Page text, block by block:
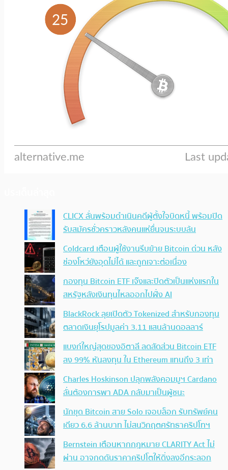
CLICX ลั่นพร้อมดำเนินคดีผู้ตั้งใจบิดหนี้ พร้อมปิด
รับสมัครชั่วคราวหลังคนแห่ยื่นจนระบบล้น
Coldcard เตือนผู้ใช้งานรีบย้าย Bitcoin ด่วน หลัง
ช่องโหว่ยังอุดไม่ได้ และถูกเจาะต่อเนื่อง
กองทุน Bitcoin ETF เจ๊งและปิดตัวเป็นแห่งแรกใน
สหรัฐหลังเงินทุนไหลออกไปฝั่ง AI
BlackRock ลุยเปิดตัว Tokenized สำหรับกองทุน
ตลาดเงินยุโรปมูลค่า 3.11 แสนล้านดอลลาร์
แบงก์ใหญ่สุดของอิตาลี ลดสัดส่วน Bitcoin ETF
ลง 99% หันลงทุน ใน Ethereum แทนถึง 3 เท่า
Charles Hoskinson ปลุกพลังคอมมูฯ Cardano
ลั่นต้องการพา ADA กลับมาเป็นผู้ชนะ
นักขุด Bitcoin สาย Solo เจอบล็อก รับทรัพย์คน
เดียว 6.6 ล้านบาท ไม่สนวิกฤตศรัทธาคริปโทฯ
Bernstein เตือนหากกฎหมาย CLARITY Act ไม่
ผ่าน อาจกดดันราคาคริปโตให้ดิ่งลงอีกระลอก